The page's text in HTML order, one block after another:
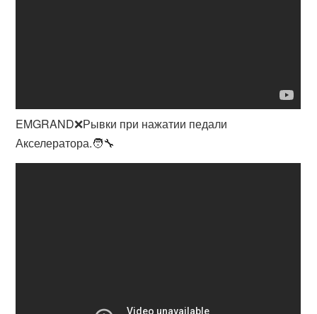
EMGRAND❌Рывки при нажатии педали
Акселератора.🧑‍🔧